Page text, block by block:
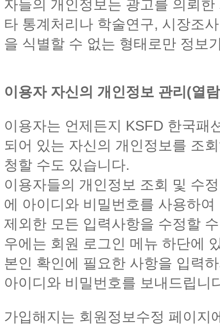
자들의 개인정보는 광고를 의뢰
타 통계처리나 학술연구, 시장조
을 식별할 수 없는 형태로만 정보
이용자 자신의 개인정보 관리(열
이용자는 언제든지 KSFD 한국패
되어 있는 자신의 개인정보를 조
청할 수도 있습니다.
이용자들의 개인정보 조회 및 수
에 아이디와 비밀번호를 사용하
제외한 모든 입력사항을 수정할
우에는 회원 로그인 메뉴 하단에
본인 확인에 필요한 사항을 입력
아이디와 비밀번호를 보내드립니
가입해지는 회원정보수정 페이지